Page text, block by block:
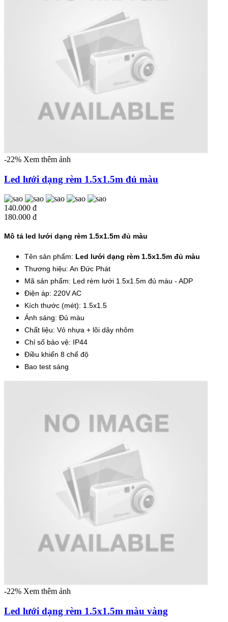
-22% Xem thêm ảnh
Led lưới dạng rèm 1.5x1.5m đủ màu
140.000 đ
180.000 đ
Mô tả led lưới dạng rèm 1.5x1.5m đủ màu
Tên sản phẩm: Led lưới dạng rèm 1.5x1.5m đủ màu
Thương hiệu: An Đức Phát
Mã sản phẩm: Led rèm lưới 1.5x1.5m đủ màu - ADP
Điện áp: 220V AC
Kích thước (mét): 1.5x1.5
Ánh sáng: Đủ màu
Chất liệu: Vỏ nhựa + lõi dây nhôm
Chỉ số bảo vệ: IP44
Điều khiển 8 chế độ
Bao test sáng
-22% Xem thêm ảnh
Led lưới dạng rèm 1.5x1.5m màu vàng